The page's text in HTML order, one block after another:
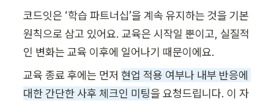
코드잇은 ‘학습 파트너십’을 계속 유지하는 것을 기본
원칙으로 삼고 있어요. 교육은 시작일 뿐이고, 실질적
인 변화는 교육 이후에 일어나기 때문이에요.
교육 종료 후에는 먼저 현업 적용 여부나 내부 반응에
대한 간단한 사후 체크인 미팅을 요청드립니다. 이 자